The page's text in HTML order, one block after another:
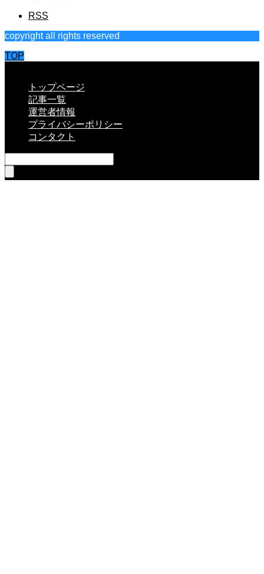
RSS
copyright all rights reserved
TOP
トップページ
記事一覧
運営者情報
プライバシーポリシー
コンタクト